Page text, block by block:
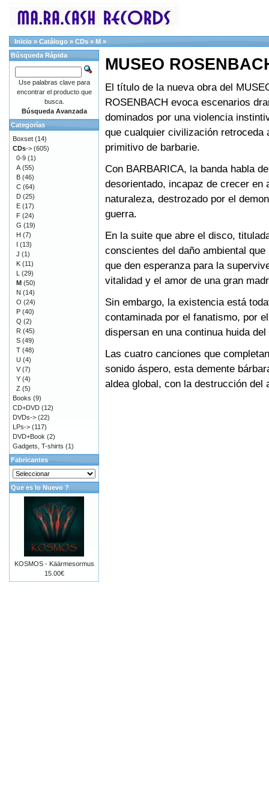
Inicio » Catálogo » CDs » M »
MUSEO
El título de la nueva obra del
ROSENBACH evoca escenarios
dominados por una violencia
que cualquier civilización retroceda
primitivo de barbarie.
Con BARBARICA, la banda habla
desorientado, incapaz de crecer en
naturaleza, destrozado por el
guerra.
En la suite que abre el disco,
conscientes del daño ambiental
que den esperanza para la
vitalidad y el amor de una gran
Sin embargo, la existencia está
contaminada por el fanatismo, por
dispersan en una continua huida del
Las cuatro canciones que
sonido áspero, esta demente
aldea global, con la destrucción del
Búsqueda Rápida
Use palabras clave para
encontrar el producto que
busca.
Búsqueda Avanzada
Categorías
Boxset (14)
CDs-> (605)
0-9 (1)
A (55)
B (46)
C (64)
D (25)
E (17)
F (24)
G (19)
H (7)
I (13)
J (1)
K (11)
L (29)
M (50)
N (14)
O (24)
P (40)
Q (2)
R (45)
S (49)
T (48)
U (4)
V (7)
Y (4)
Z (5)
Books (9)
CD+DVD (12)
DVDs-> (22)
LPs-> (117)
DVD+Book (2)
Gadgets, T-shirts (1)
Fabricantes
Que es lo Nuevo ?
KOSMOS - Käärmesormus
15.00€